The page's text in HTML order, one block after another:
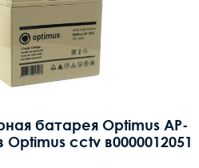
батарея Optimus AP-
Optimus cctv в0000012051